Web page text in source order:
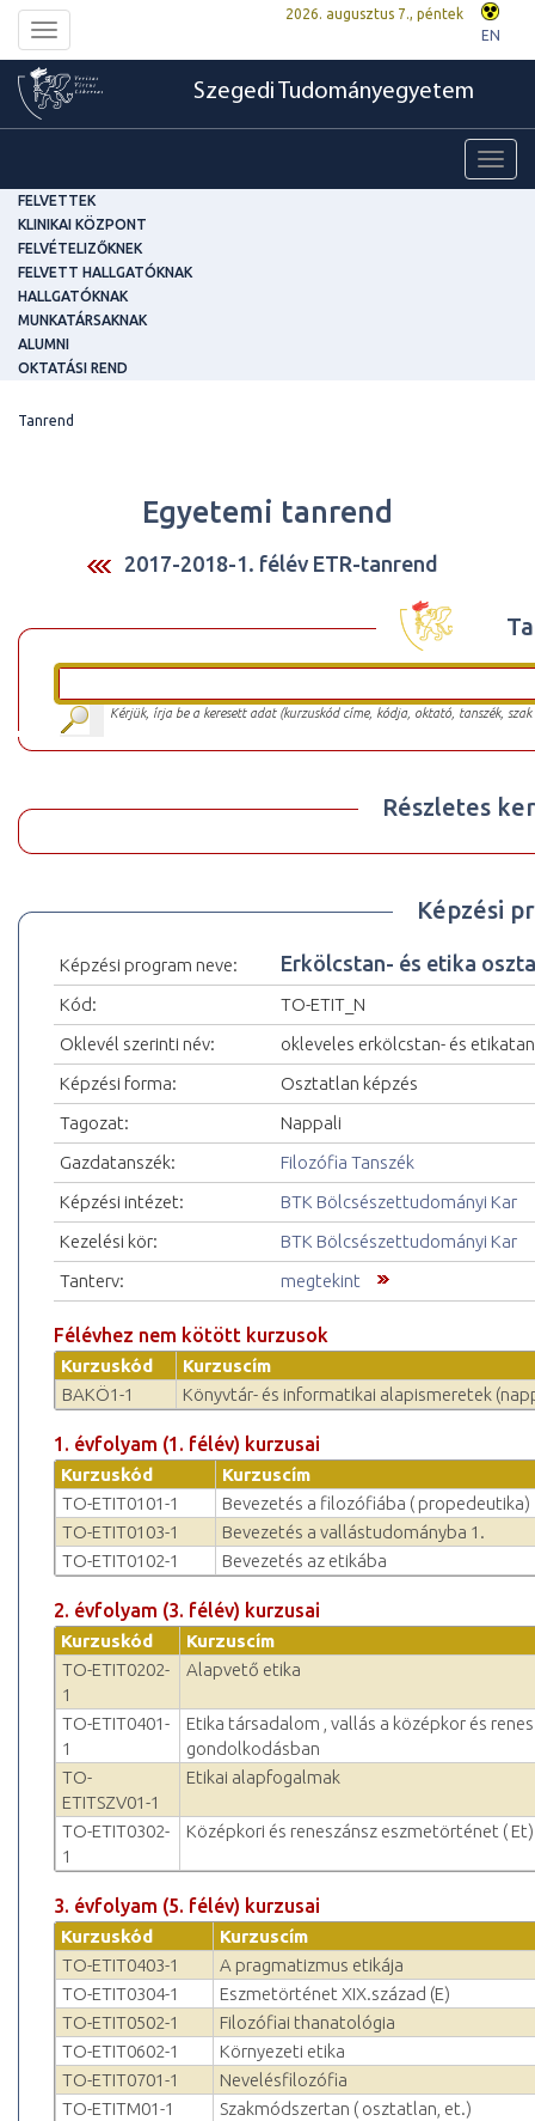
Toggle
navigation
2026. augusztus 7., péntek
EN
Szegedi Tudományegyetem
FELVETTEK
KLINIKAI KÖZPONT
FELVÉTELIZŐKNEK
FELVETT HALLGATÓKNAK
HALLGATÓKNAK
MUNKATÁRSAKNAK
ALUMNI
OKTATÁSI REND
Tanrend
Egyetemi tanrend
2017-2018-1. félév ETR-tanrend
Kérjük, írja be a keresett adat (kurzuskód címe, kódja, oktató, tanszék,
Részletes
Képzési
Képzési program neve: Erkölcstan- és etika
Kód:
TO-ETIT_N
Oklevél szerinti név:
okleveles erkölcstan- és
Képzési forma:
Osztatlan képzés
Tagozat:
Nappali
Gazdatanszék:
Filozófia Tanszék
Képzési intézet:
BTK Bölcsészettudományi Kar
Kezelési kör:
BTK Bölcsészettudományi Kar
Tanterv:
megtekint
Félévhez nem kötött kurzusok
Kurzuskód
Kurzuscím
BAKÖ1-1
Könyvtár- és informatikai alapismeretek
1. évfolyam (1. félév) kurzusai
Kurzuskód
Kurzuscím
TO-ETIT0101-1
Bevezetés a filozófiába ( propedeutika)
TO-ETIT0103-1
Bevezetés a vallástudományba 1.
TO-ETIT0102-1
Bevezetés az etikába
2. évfolyam (3. félév) kurzusai
Kurzuskód
Kurzuscím
TO-ETIT0202-
1
Alapvető etika
TO-ETIT0401-
1
Etika társadalom , vallás a középkor és
gondolkodásban
TO-
ETITSZV01-1
Etikai alapfogalmak
TO-ETIT0302-
1
Középkori és reneszánsz eszmetörténet ( Et)
3. évfolyam (5. félév) kurzusai
Kurzuskód
Kurzuscím
TO-ETIT0403-1
A pragmatizmus etikája
TO-ETIT0304-1
Eszmetörténet XIX.század (E)
TO-ETIT0502-1
Filozófiai thanatológia
TO-ETIT0602-1
Környezeti etika
TO-ETIT0701-1
Nevelésfilozófia
TO-ETITM01-1
Szakmódszertan ( osztatlan, et.)